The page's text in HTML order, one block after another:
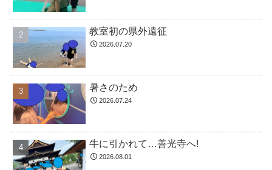
教室初の県外遠征
2026.07.20
暑さのため
2026.07.24
牛に引かれて…善光寺へ!
2026.08.01